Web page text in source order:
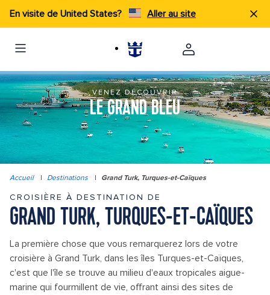
En visite de United States? Aller au site
VENEZ DÉCOUVRIR
LE GRAND BLEU
Accueil | Destinations | Grand Turk, Turques-et-Caïques
CROISIÈRE À DESTINATION DE
GRAND TURK, TURQUES-ET-CAÏQUES
La première chose que vous remarquerez lors de votre
croisière à Grand Turk, dans les îles Turques-et-Caïques,
c'est que l'île se trouve au milieu d'eaux tropicales aigue-
marine qui fourmillent de vie, offrant ainsi des sites de